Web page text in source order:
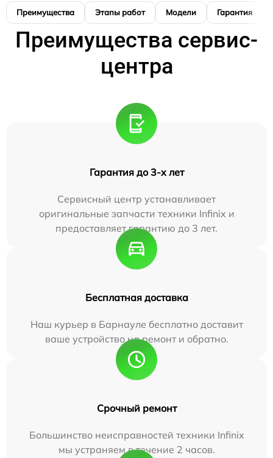
Преимущества Этапы работ Модели Гарантия
Преимущества сервис-
центра
Гарантия до 3-х лет
Сервисный центр устанавливает
оригинальные запчасти техники Infinix и
предоставляет гарантию до 3 лет.
Бесплатная доставка
Наш курьер в Барнауле бесплатно доставит
ваше устройство на ремонт и обратно.
Срочный ремонт
Большинство неисправностей техники Infinix
мы устраняем в течение 2 часов.